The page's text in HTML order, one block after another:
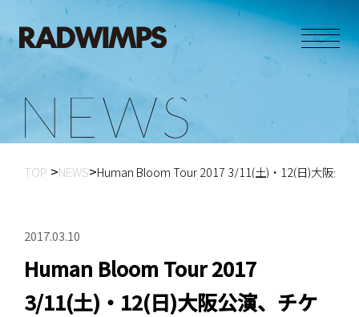
N E WS
TOP NEWS Human Bloom Tour 2017 3/11(土)・12(日)大阪公
2017.03.10
Human Bloom Tour 2017
3/11(土)・12(日)大阪公演、チケ